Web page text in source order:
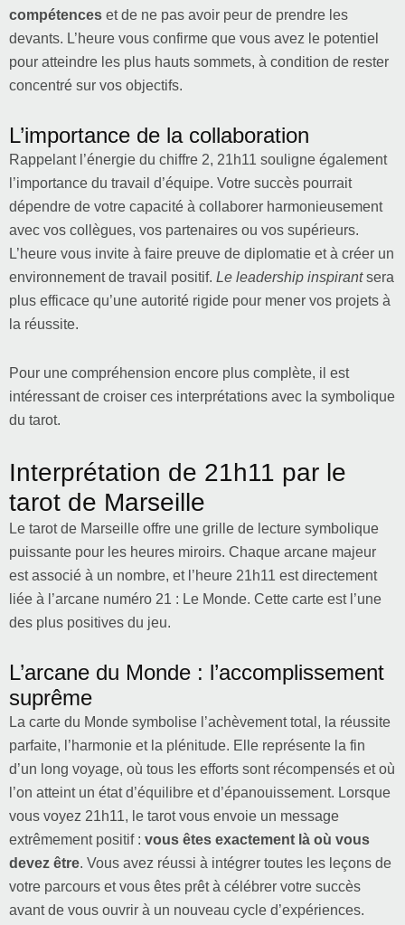
compétences et de ne pas avoir peur de prendre les
devants. L’heure vous confirme que vous avez le potentiel
pour atteindre les plus hauts sommets, à condition de rester
concentré sur vos objectifs.
L’importance de la collaboration
Rappelant l’énergie du chiffre 2, 21h11 souligne également
l’importance du travail d’équipe. Votre succès pourrait
dépendre de votre capacité à collaborer harmonieusement
avec vos collègues, vos partenaires ou vos supérieurs.
L’heure vous invite à faire preuve de diplomatie et à créer un
environnement de travail positif. Le leadership inspirantsera
plus efficace qu’une autorité rigide pour mener vos projets à
la réussite.
Pour une compréhension encore plus complète, il est
intéressant de croiser ces interprétations avec la symbolique
du tarot.
Interprétation de 21h11 par le
tarot de Marseille
Le tarot de Marseille offre une grille de lecture symbolique
puissante pour les heures miroirs. Chaque arcane majeur
est associé à un nombre, et l’heure 21h11 est directement
liée à l’arcane numéro 21 : Le Monde. Cette carte est l’une
des plus positives du jeu.
L’arcane du Monde : l’accomplissement
suprême
La carte du Monde symbolise l’achèvement total, la réussite
parfaite, l’harmonie et la plénitude. Elle représente la fin
d’un long voyage, où tous les efforts sont récompensés et où
l’on atteint un état d’équilibre et d’épanouissement. Lorsque
vous voyez 21h11, le tarot vous envoie un message
extrêmement positif : vous êtes exactement là où vous
devez être. Vous avez réussi à intégrer toutes les leçons de
votre parcours et vous êtes prêt à célébrer votre succès
avant de vous ouvrir à un nouveau cycle d’expériences.